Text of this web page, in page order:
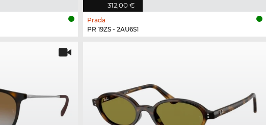
312,00 €
Prada
PR 19ZS - 2AU6S1